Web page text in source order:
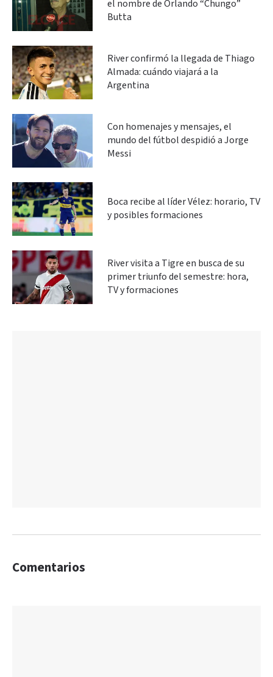
el nombre de Orlando “Chungo”
Butta
River confirmó la llegada de Thiago
Almada: cuándo viajará a la
Argentina
Con homenajes y mensajes, el
mundo del fútbol despidió a Jorge
Messi
Boca recibe al líder Vélez: horario, TV
y posibles formaciones
River visita a Tigre en busca de su
primer triunfo del semestre: hora,
TV y formaciones
Comentarios